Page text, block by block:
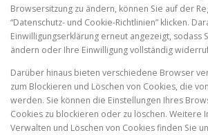
Browsersitzung zu ändern, können Sie auf der
“Datenschutz- und Cookie-Richtlinien” klicken.
Einwilligungserklärung erneut angezeigt, sodass
ändern oder Ihre Einwilligung vollständig
Darüber hinaus bieten verschiedene Browser
zum Blockieren und Löschen von Cookies, die
werden. Sie können die Einstellungen Ihres
Cookies zu blockieren oder zu löschen. Weitere
Verwalten und Löschen von Cookies finden Sie